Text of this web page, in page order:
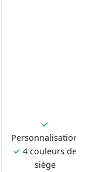
✓
Personnalisation
✓ 4 couleurs de
siège